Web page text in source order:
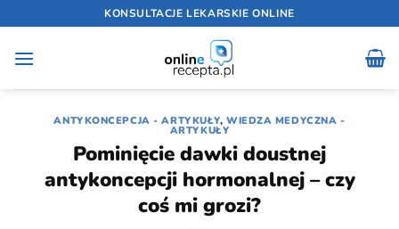
do
zawartości
KONSULTACJE LEKARSKIE ONLINE
ANTYKONCEPCJA - ARTYKUŁY,WIEDZA MEDYCZNA -
ARTYKUŁY
Pominięcie dawki doustnej
antykoncepcji hormonalnej – czy
coś mi grozi?